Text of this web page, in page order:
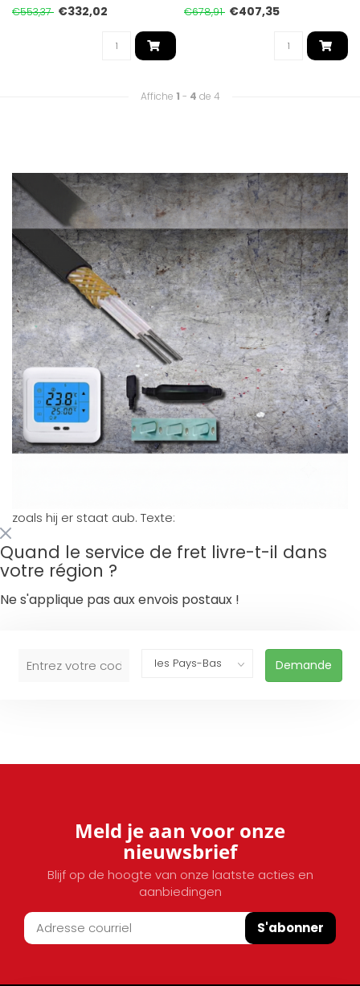
€553,37 €332,02
€678,91 €407,35
Affiche 1 - 4 de 4
zoals hij er staat aub. Texte:
Quand le service de fret livre-t-il dans
votre région ?
Ne s'applique pas aux envois postaux !
Demande
Meld je aan voor onze
nieuwsbrief
Blijf op de hoogte van onze laatste acties en
aanbiedingen
S'abonner